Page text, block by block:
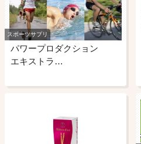
スポーツサプリ
パワープロダクション
エキストラ…